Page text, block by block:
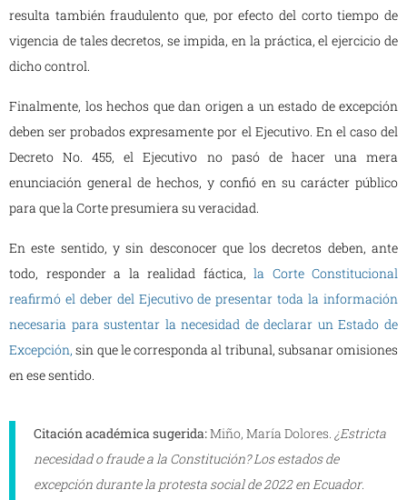
resulta también fraudulento que, por efecto del corto tiempo de
vigencia de tales decretos, se impida, en la práctica, el ejercicio de
dicho control.
Finalmente, los hechos que dan origen a un estado de excepción
deben ser probados expresamente por el Ejecutivo. En el caso del
Decreto No. 455, el Ejecutivo no pasó de hacer una mera
enunciación general de hechos, y confió en su carácter público
para que la Corte presumiera su veracidad.
En este sentido, y sin desconocer que los decretos deben, ante
todo, responder a la realidad fáctica, la Corte Constitucional
reafirmó el deber del Ejecutivo de presentar toda la información
necesaria para sustentar la necesidad de declarar un Estado de
Excepción, sin que le corresponda al tribunal, subsanar omisiones
en ese sentido.
Citación académica sugerida:Miño, María Dolores. ¿Estricta
necesidad o fraude a la Constitución? Los estados de
excepción durante la protesta social de 2022 en Ecuador.